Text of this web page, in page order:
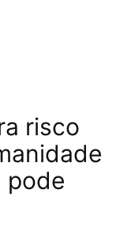
risco
pode